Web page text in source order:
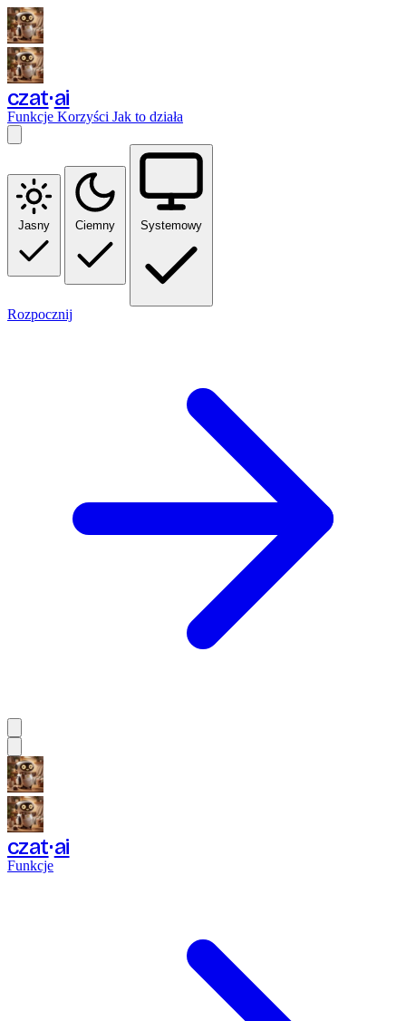
czat ai
Funkcje Korzyści Jak to działa
Jasny Ciemny Systemowy
Rozpocznij
czat ai
Funkcje